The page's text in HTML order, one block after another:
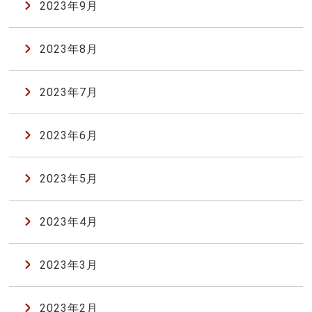
2023年9月
2023年8月
2023年7月
2023年6月
2023年5月
2023年4月
2023年3月
2023年2月